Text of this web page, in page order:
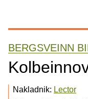
BERGSVEINN
Nakladnik: Lector